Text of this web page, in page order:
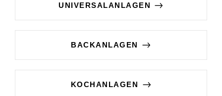
UNIVERSALANLAGEN
BACKANLAGEN
KOCHANLAGEN